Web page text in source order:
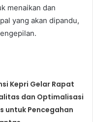
menaikan dan
yang akan dipandu,
Kepri Gelar Rapat
dan Optimalisasi
untuk Pencegahan